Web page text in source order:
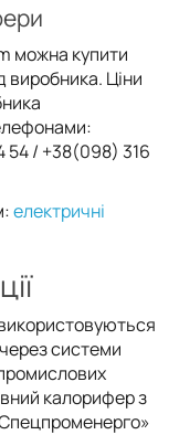
можна купити
виробника. Ціни
54 / +38(098) 316
електричні
системи
калорифер з